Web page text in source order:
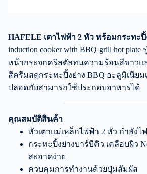
HAFELE เตาไฟฟ้า 2 หัว พร้อมกระทะปิ้
induction cooker with BBQ grill hot plate
หน้ากระจกคริสตัลทนความร้อนสีขาวแ
สีครีมสดุกระทะปิ้งย่าง BBQ อะลูมิเนีย
ปลอดภัยสามารถใช้ประกอบอาหารได้
คุณสมบัติสินค้า
หัวเตาแม่เหล็กไฟฟ้า 2 หัว กำลังไ
กระทะปิ้งย่างบาร์บีคิว เคลือบผิว
สะอาดง่าย
ควบคุมการทำงานด้วยปุ่มสัมผัส